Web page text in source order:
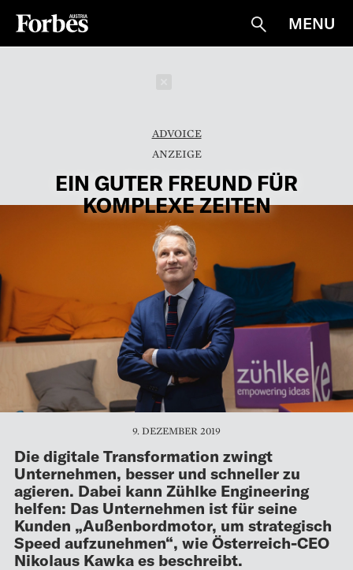
Suche
MENU
ADVOICE
EIN GUTER FREUND FÜR
KOMPLEXE ZEITEN
9. DEZEMBER 2019
Die digitale Transformation zwingt
Unternehmen, besser und schneller zu
agieren. Dabei kann Zühlke Engineering
helfen: Das Unternehmen ist für seine
Kunden „Außenbordmotor, um strategisch
Speed aufzunehmen“, wie Österreich-CEO
Nikolaus Kawka es beschreibt.